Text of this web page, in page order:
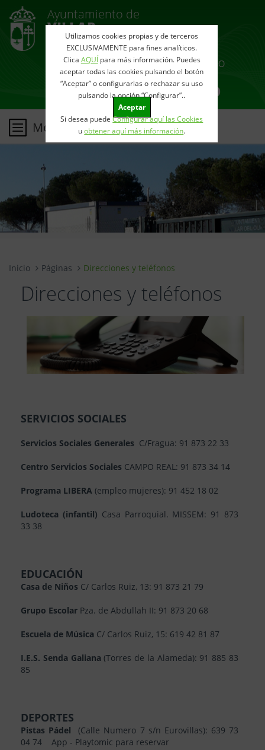
Utilizamos cookies propias y de terceros
EXCLUSIVAMENTE para fines analíticos.
Clica AQUÍpara más información. Puedes
aceptar todas las cookies pulsando el botón
“Aceptar” o configurarlas o rechazar su uso
pulsando la opción “Configurar”..
Aceptar
Si desea puedeConfigurar aquí las Cookies
uobtener aquí más información.
Ayuntamiento de
VILLAR
DEL OLMO
Menu
Inicio Páginas Direcciones y teléfonos
Direcciones y teléfonos
SERVICIOS SOCIALES
Servicios Sociales Generales C/Fragua: 91 873 22 33
Centro Servicios Sociales CAMPO REAL: 91 873 34 14
Programa LIBERA (empleo mujeres): 91 452 18 02
Ludoteca (infantil) Casa Parroquial. MISSEM: 91 873
33 38
EDUCACIÓN
Casa de Niños C/ Carlos Ruiz, 13: 91 873 21 79
Grupo Escolar Pza. de Abdullah II: 91 873 20 68
Escuela de Música C/ Carlos Ruiz, 15: 619 42 81 87
I.E.S. Senda Galiana(Torres de la Alameda): 91 885 83
85
DEPORTES
Pistas Pádel (Calle Numero 7 s/n Eurovillas): 639 73
04 74 App - Playtomic para reservar